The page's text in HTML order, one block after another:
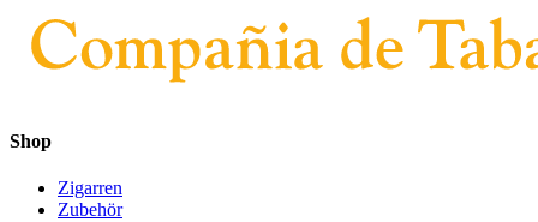
Shop
Zigarren
Zubehör